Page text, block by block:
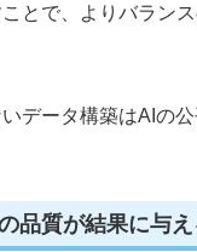
とで、よりバラン
データ構築はAIの
品質が結果に与